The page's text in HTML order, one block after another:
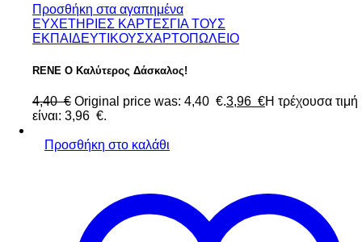
Προσθήκη στα αγαπημένα
ΕΥΧΕΤΗΡΙΕΣ ΚΑΡΤΕΣΓΙΑ ΤΟΥΣ
ΕΚΠΑΙΔΕΥΤΙΚΟΥΣΧΑΡΤΟΠΩΛΕΙΟ
RENE Ο Καλύτερος Δάσκαλος!
4,40 € Original price was: 4,40 €.3,96 €Η τρέχουσα τιμή
είναι: 3,96 €.
Προσθήκη στο καλάθι